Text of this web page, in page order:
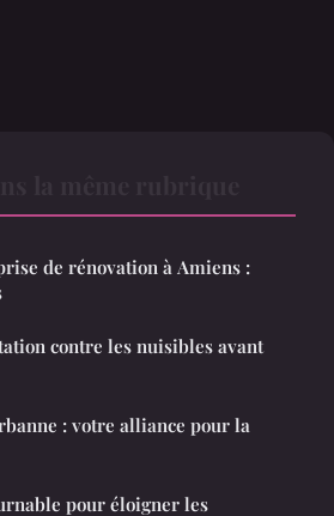
de rénovation à Amiens :
contre les nuisibles avant
: votre alliance pour la
pour éloigner les